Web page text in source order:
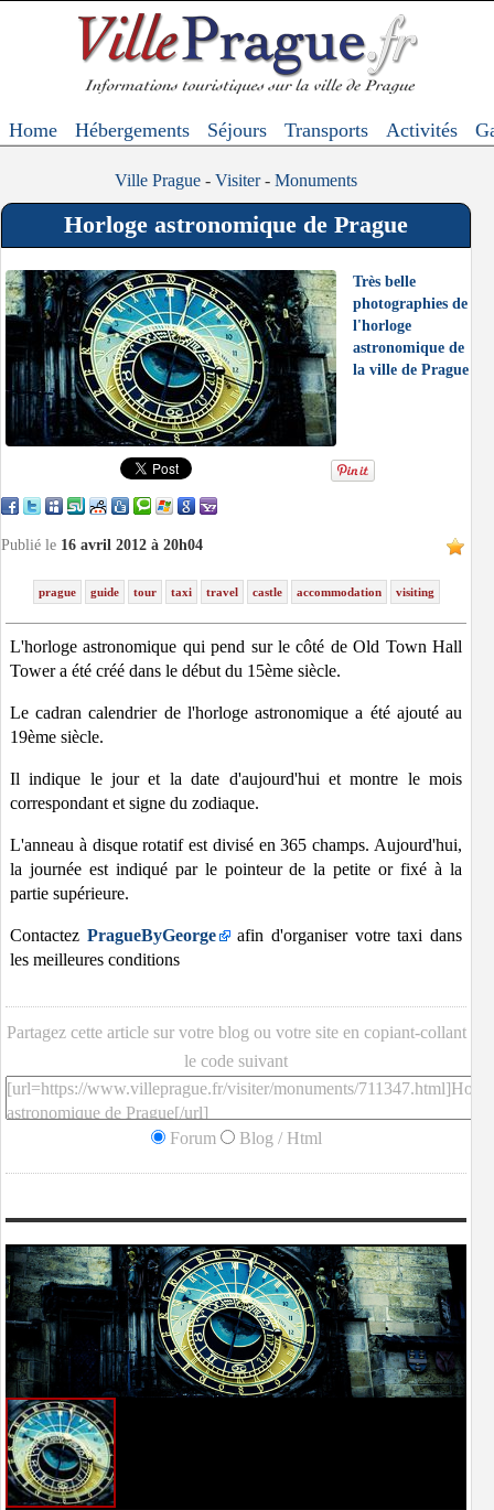
Home Hébergements Séjours Transports Activités
Ville Prague - Visiter - Monuments
Horloge astronomique de Prague
Très belle
photographies de
l'horloge
astronomique de
la ville de Prague
Publié le 16 avril 2012 à 20h04
prague guide tour taxi travel castle accommodation visiting
L'horloge astronomique qui pend sur le côté de Old Town Hall
Tower a été créé dans le début du 15ème siècle.
Le cadran calendrier de l'horloge astronomique a été ajouté au
19ème siècle.
Il indique le jour et la date d'aujourd'hui et montre le mois
correspondant et signe du zodiaque.
L'anneau à disque rotatif est divisé en 365 champs. Aujourd'hui,
la journée est indiqué par le pointeur de la petite or fixé à la
partie supérieure.
Contactez PragueByGeorge
afin d'organiser votre taxi dans
les meilleures conditions
Partagez cette article sur votre blog ou votre site en copiant-collant
le code suivant
Forum Blog / Html